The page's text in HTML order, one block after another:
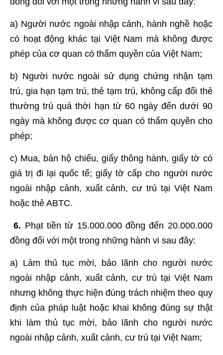
a) Người nước ngoài nhập cảnh, hành nghề hoặc
có hoạt động khác tại Việt Nam mà không được
phép của cơ quan có thẩm quyền của Việt Nam;
b) Người nước ngoài sử dụng chứng nhận tạm
trú, gia hạn tạm trú, thẻ tạm trú, không cấp đổi thẻ
thường trú quá thời hạn từ 60 ngày đến dưới 90
ngày mà không được cơ quan có thẩm quyền cho
phép;
c) Mua, bán hộ chiếu, giấy thông hành, giấy tờ có
giá trị đi lại quốc tế; giấy tờ cấp cho người nước
ngoài nhập cảnh, xuất cảnh, cư trú tại Việt Nam
hoặc thẻ ABTC.
6. Phạt tiền từ 15.000.000 đồng đến 20.000.000
đồng đối với một trong những hành vi sau đây:
a) Làm thủ tục mời, bảo lãnh cho người nước
ngoài nhập cảnh, xuất cảnh, cư trú tại Việt Nam
nhưng không thực hiện đúng trách nhiệm theo quy
định của pháp luật hoặc khai không đúng sự thật
khi làm thủ tục mời, bảo lãnh cho người nước
ngoài nhập cảnh, xuất cảnh, cư trú tại Việt Nam;